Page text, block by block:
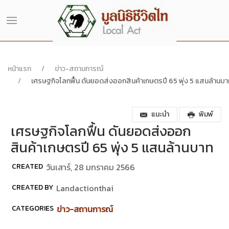
หน้าแรก
ข่าว-สถานการณ์
เศรษฐกิจโลกฟื้น ดันยอดส่งออกสินค้าเกษตรปี 65 พุ่ง 5 แสนล้านบ
แนะนำ พิมพ์
เศรษฐกิจโลกฟื้น ดันยอดส่งออก
สินค้าเกษตรปี 65 พุ่ง 5 แสนล้านบาท
CREATED วันเสาร์, 28 มกราคม 2566
CREATED BY Landactionthai
CATEGORIES ข่าว-สถานการณ์